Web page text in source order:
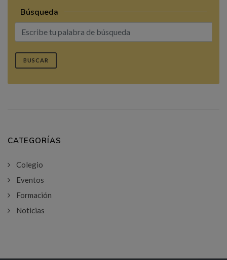
Búsqueda
BUSCAR
CATEGORÍAS
Colegio
Eventos
Formación
Noticias